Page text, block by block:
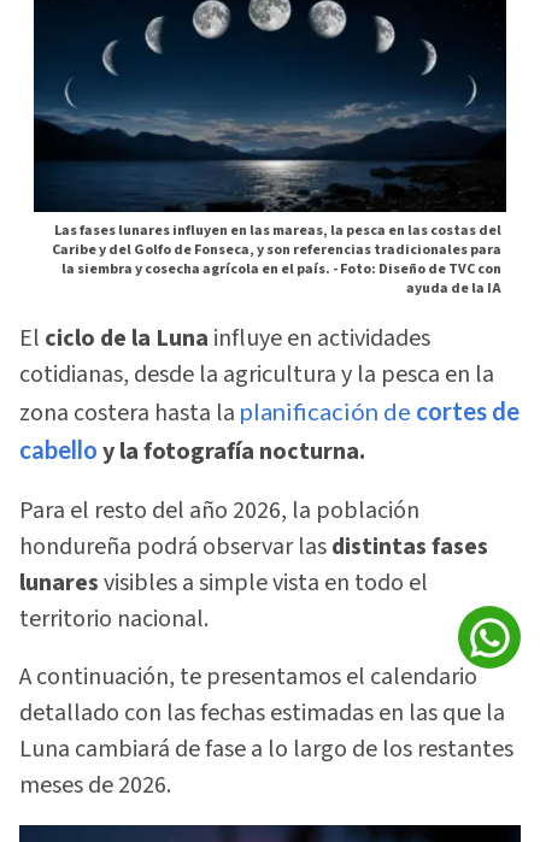
Las fases lunares influyen en las mareas, la pesca en las costas del
Caribe y del Golfo de Fonseca, y son referencias tradicionales para
la siembra y cosecha agrícola en el país. -Foto: Diseño de TVC con
ayuda de la IA
El ciclo de la Luna influye en actividades
cotidianas, desde la agricultura y la pesca en la
zona costera hasta la planificación de cortes de
cabello y la fotografía nocturna.
Para el resto del año 2026, la población
hondureña podrá observar lasdistintas fases
lunaresvisibles a simple vista en todo el
territorio nacional.
A continuación, te presentamos el calendario
detallado con las fechas estimadas en las que la
Luna cambiará de fase a lo largo de los restantes
meses de 2026.